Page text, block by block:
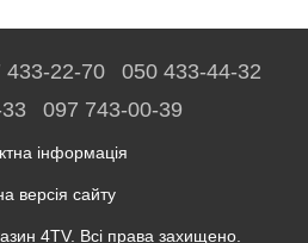
433-22-70
050 433-44-32
097 743-00-39
інформація
версія сайту
4TV. Всі права захищено.